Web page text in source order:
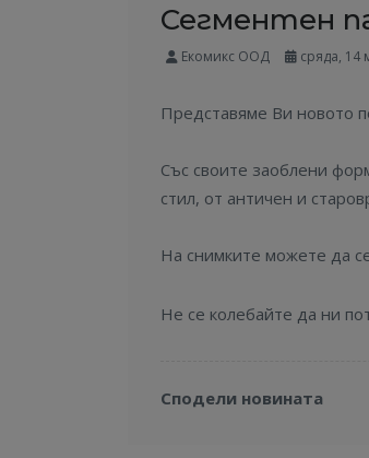
Сегментен
Екомикс ООД сряда, 14
Представяме Ви новото
Със своите заоблени
стил, от античен и
На снимките можете да
Не се колебайте да ни
Сподели новината